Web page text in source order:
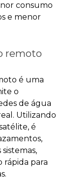
consumo
e menor
remoto
é uma
o
de água
Utilizando
é
rápida para